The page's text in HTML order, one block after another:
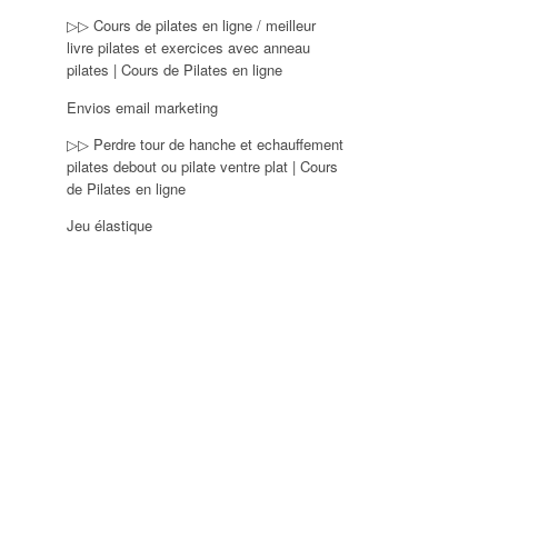
▷▷ Cours de pilates en ligne / meilleur
livre pilates et exercices avec anneau
pilates | Cours de Pilates en ligne
Envios email marketing
▷▷ Perdre tour de hanche et echauffement
pilates debout ou pilate ventre plat | Cours
de Pilates en ligne
Jeu élastique